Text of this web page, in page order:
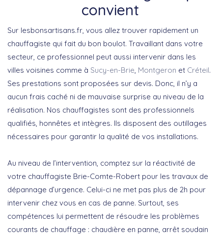
convient
Sur lesbonsartisans.fr, vous allez trouver rapidement un
chauffagiste qui fait du bon boulot. Travaillant dans votre
secteur, ce professionnel peut aussi intervenir dans les
villes voisines comme à Sucy-en-Brie Montgeron et Créteil.
Ses prestations sont proposées sur devis. Donc, il n’y a
aucun frais caché ni de mauvaise surprise au niveau de la
réalisation. Nos chauffagistes sont des professionnels
qualifiés, honnêtes et intègres. Ils disposent des outillages
nécessaires pour garantir la qualité de vos installations.
Au niveau de l’intervention, comptez sur la réactivité de
votre chauffagiste Brie-Comte-Robert pour les travaux de
dépannage d’urgence. Celui-ci ne met pas plus de 2h pour
intervenir chez vous en cas de panne. Surtout, ses
compétences lui permettent de résoudre les problèmes
courants de chauffage : chaudière en panne, arrêt soudain